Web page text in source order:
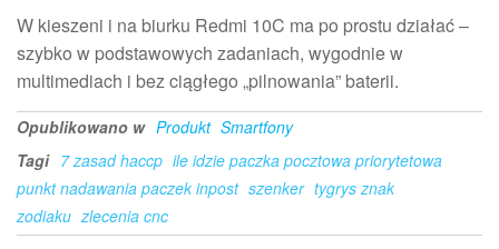
W kieszeni i na biurku Redmi 10C ma po prostu działać –
szybko w podstawowych zadaniach, wygodnie w
multimediach i bez ciągłego „pilnowania” baterii.
Opublikowano w Produkt Smartfony
Tagi 7 zasad haccp ile idzie paczka pocztowa priorytetowa
punkt nadawania paczek inpost szenker tygrys znak
zodiaku zlecenia cnc